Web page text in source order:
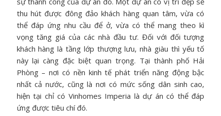
thu hút được đông đảo khách hàng quan tâm, vừa có
thể đáp ứng nhu cầu để ở, vừa có thể mang theo kì
vọng tăng giá của các nhà đầu tư. Đối với đối tượng
khách hàng là tầng lớp thượng lưu, nhà giàu thì yếu tố
này lại càng đặc biệt quan trọng. Tại thành phố Hải
Phòng – nơi có nền kinh tế phát triển năng động bậc
nhất cả nước, cũng là nơi có mức sống dân sinh cao,
hiện tại chỉ có Vinhomes Imperia là dự án có thể đáp
ứng được tiêu chí đó.